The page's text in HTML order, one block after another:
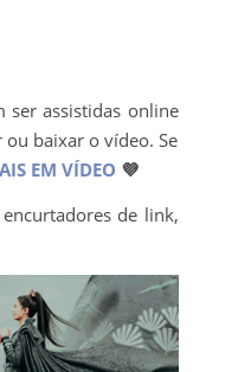
ser assistidas online
baixar o vídeo. Se
EM VÍDEO 💜
de link,